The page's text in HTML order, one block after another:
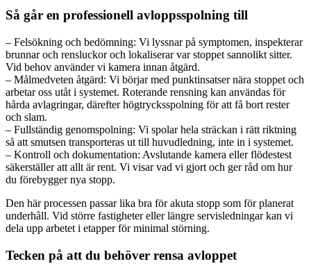
Så går en professionell avloppsspolning till
– Felsökning och bedömning: Vi lyssnar på symptomen, inspekterar
brunnar och rensluckor och lokaliserar var stoppet sannolikt sitter.
Vid behov använder vi kamera innan åtgärd.
– Målmedveten åtgärd: Vi börjar med punktinsatser nära stoppet och
arbetar oss utåt i systemet. Roterande rensning kan användas för
hårda avlagringar, därefter högtrycksspolning för att få bort rester
och slam.
– Fullständig genomspolning: Vi spolar hela sträckan i rätt riktning
så att smutsen transporteras ut till huvudledning, inte in i systemet.
– Kontroll och dokumentation: Avslutande kamera eller flödestest
säkerställer att allt är rent. Vi visar vad vi gjort och ger råd om hur
du förebygger nya stopp.
Den här processen passar lika bra för akuta stopp som för planerat
underhåll. Vid större fastigheter eller längre servisledningar kan vi
dela upp arbetet i etapper för minimal störning.
Tecken på att du behöver rensa avloppet